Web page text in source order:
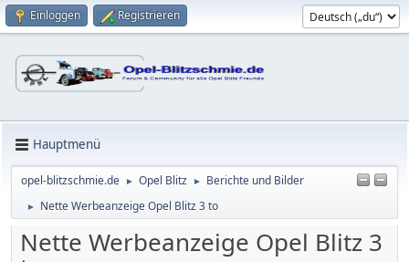
Einloggen Registrieren
Hauptmenü
opel-blitzschmie.de ► Opel Blitz ► Berichte und Bilder
► Nette Werbeanzeige Opel Blitz 3 to
Nette Werbeanzeige Opel Blitz 3